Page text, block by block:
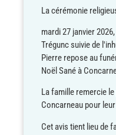
La cérémonie
mardi 27 janvier
Trégunc suivie de
Pierre repose au
Noël Sané à
La famille remercie
Concarneau pour
Cet avis tient lieu de